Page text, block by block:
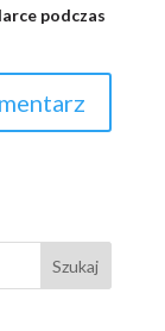
podczas
Szukaj